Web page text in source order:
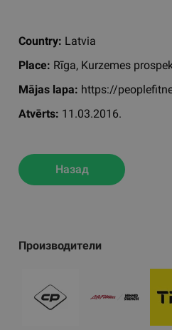
Производители
Country: Latvia
Place: Rīga, Kurzemes
Mājas lapa: https://
Atvērts: 11.03.2016.
Назад